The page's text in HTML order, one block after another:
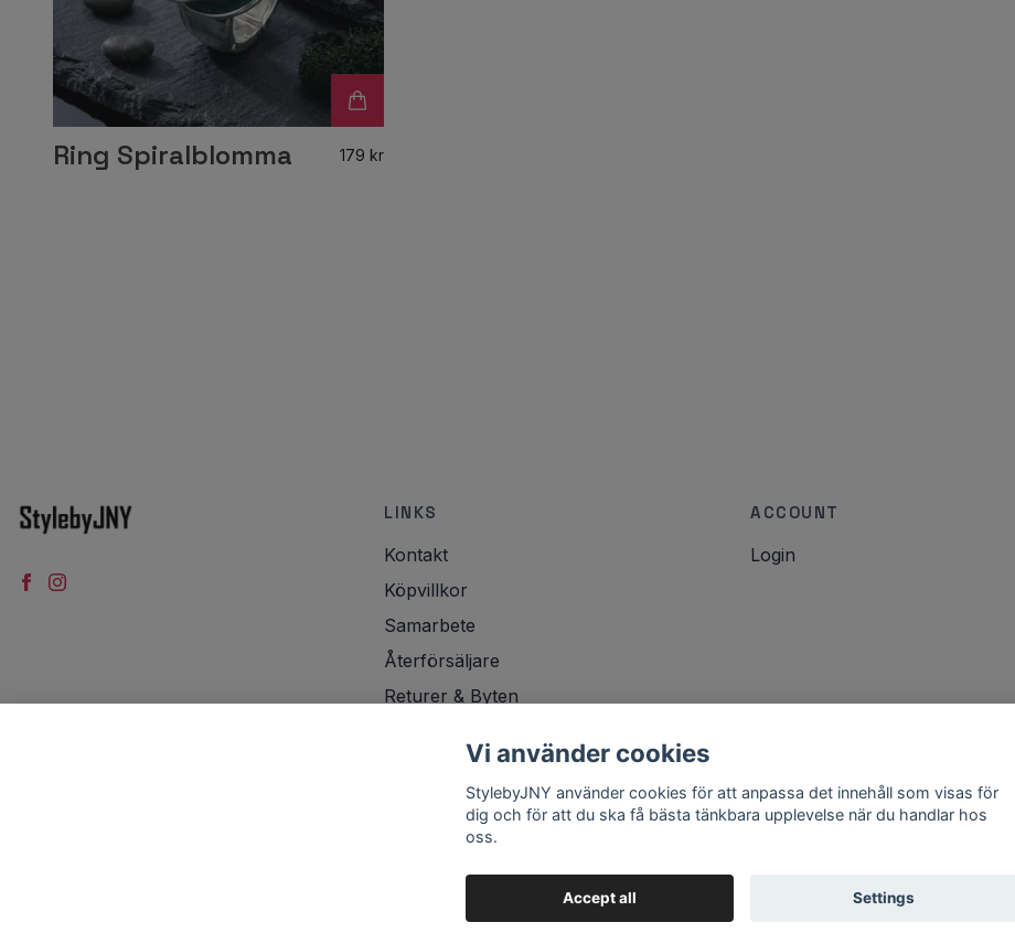
Ring Spiralblomma 179 kr
LINKS
Kontakt
Köpvillkor
Samarbete
Återförsäljare
Returer & Byten
ACCOUNT
Login
Vi använder cookies
StylebyJNY använder cookies för att anpassa det innehåll som visas för
dig och för att du ska få bästa tänkbara upplevelse när du handlar hos
oss.
Accept all Settings